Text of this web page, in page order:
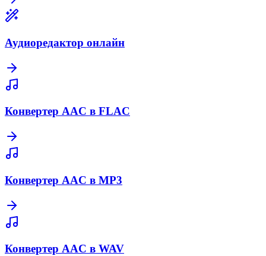
Аудиоредактор онлайн
Конвертер AAC в FLAC
Конвертер AAC в MP3
Конвертер AAC в WAV